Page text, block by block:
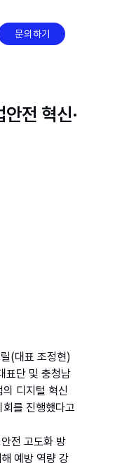
문의하기
전 혁신·
(대표 조정현)
표단 및 충청남
디지털 혁신
를 진행했다고
전 고도화 방
예방 역량 강